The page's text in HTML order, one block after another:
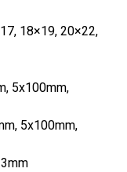
18×19, 20×22,
5x100mm,
5x100mm,